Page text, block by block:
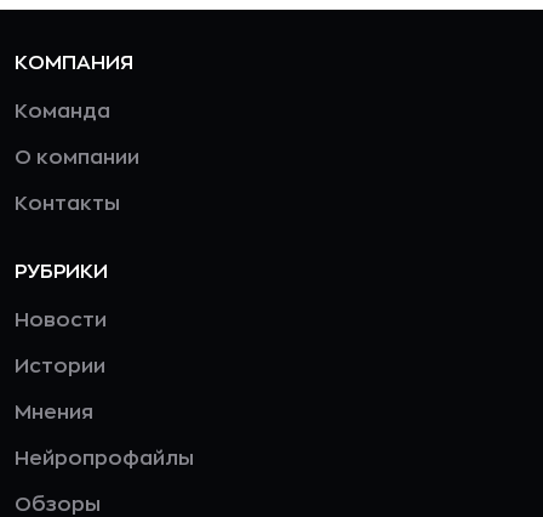
КОМПАНИЯ
Команда
О компании
Контакты
РУБРИКИ
Новости
Истории
Мнения
Нейропрофайлы
Обзоры